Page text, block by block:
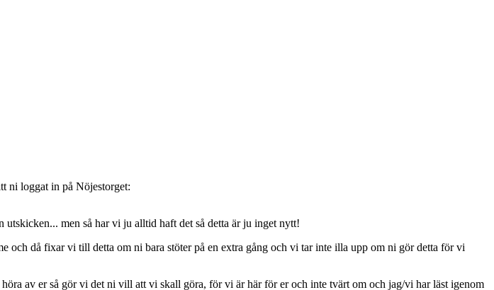
ni loggat in på Nöjestorget:
men så har vi ju alltid haft det så detta är ju inget nytt!
då fixar vi till detta om ni bara stöter på en extra gång och vi tar inte illa upp om ni gör detta för vi
av er så gör vi det ni vill att vi skall göra, för vi är här för er och inte tvärt om och jag/vi har läst igenom